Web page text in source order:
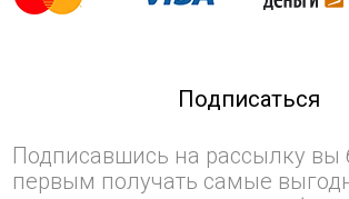
Подписаться
Подписавшись на рассылку вы
первым получать самые